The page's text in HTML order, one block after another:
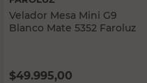
Velador Mesa Mini G9
Blanco Mate 5352 Faroluz
$49.995,00